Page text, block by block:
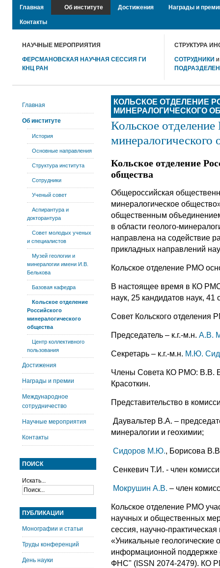
Главная Об институте Достижения Награды и
Контакты
НАУЧНЫЕ МЕРОПРИЯТИЯ
ФЕРСМАНОВСКАЯ НАУЧНАЯ СЕССИЯ ГИ
КНЦ РАН
СТРУКТУРА
СОТРУДНИКИ
КОЛЬСКОЕ ОТДЕЛЕНИЕ
МИНЕРАЛОГИЧЕСКОГО
Кольское отделение
минералогического
Кольское отделение
общества
Общероссийская
минералогическое
общественным
в области геолого-
направлена на содействие
прикладных направлений
Кольское отделение РМО
В настоящее время в КО РМО
наук, 25 кандидатов наук, 41
Совет Кольского отделения
Председатель – к.г.-м.н. А.В.
Секретарь – к.г.-м.н. М.Ю.
Члены Совета КО РМО: В.В.
Красоткин.
Представительство в
 Даувальтер В.А. –
минералогии и геохимии;
Сидоров М.Ю., Борисова
 Сенкевич Т.И. - член
Мокрушин А.В. – член
Кольское отделение РМО
научных и общественных
сессия, научно-
«Уникальные геологические
информационной поддержке
ФНС" (ISSN 2074-2479). КО
Главная
Об институте
История
Основные направления
Структура института
Сотрудники
Ученый совет
Аспирантура и
докторантура
Совет молодых ученых
и специалистов
Музей геологии и
минералогии имени И.В.
Белькова
Базовая кафедра
Кольское отделение
Российского
минералогического
общества
Центр коллективного
пользования
Достижения
Награды и премии
Международное
сотрудничество
Научные мероприятия
Контакты
ПОИСК
Искать...
ПУБЛИКАЦИИ
Монографии и статьи
Труды конференций
День науки